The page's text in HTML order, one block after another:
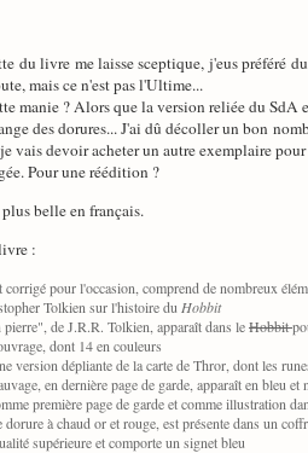
du livre me laisse sceptique, j'eus préféré
mais ce n'est pas l'Ultime...
manie ? Alors que la version reliée du
des dorures... J'ai dû décoller un bon
devoir acheter un autre exemplaire pour
Pour une réédition ?
belle en français.
:
pour l'occasion, comprend de nombreux
Tolkien sur l'histoire du Hobbit
de J.R.R. Tolkien, apparaît dans leHobbit
dont 14 en couleurs
version dépliante de la carte de Thror, dont les
en dernière page de garde, apparaît en bleu
première page de garde et comme illustration
à chaud or et rouge, est présente dans un
supérieure et comporte un signet bleu